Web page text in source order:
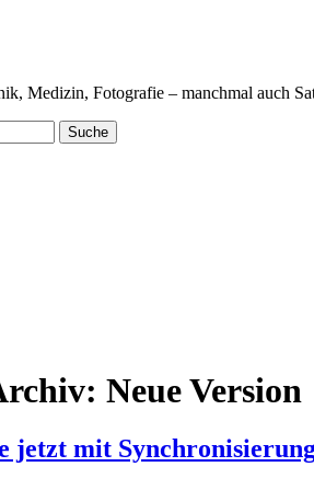
Medizin, Fotografie – manchmal auch
Suche
Neue Version
jetzt mit